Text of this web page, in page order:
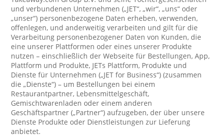
und verbundenen Unternehmen („JET“, „wir“, „uns“ oder
„unser“) personenbezogene Daten erheben, verwenden,
offenlegen, und anderweitig verarbeiten und gilt für die
Verarbeitung personenbezogener Daten von Kunden, die
eine unserer Plattformen oder eines unserer Produkte
nutzen – einschließlich der Webseite für Bestellungen, App,
Plattform und Produkte, JETs Plattform, Produkte und
Dienste für Unternehmen („JET for Business“) (zusammen
die „Dienste“) – um Bestellungen bei einem
Restaurantpartner, Lebensmittelgeschäft,
Gemischtwarenladen oder einem anderen
Geschäftspartner („Partner“) aufzugeben, der über unsere
Dienste Produkte oder Dienstleistungen zur Lieferung
anbietet.